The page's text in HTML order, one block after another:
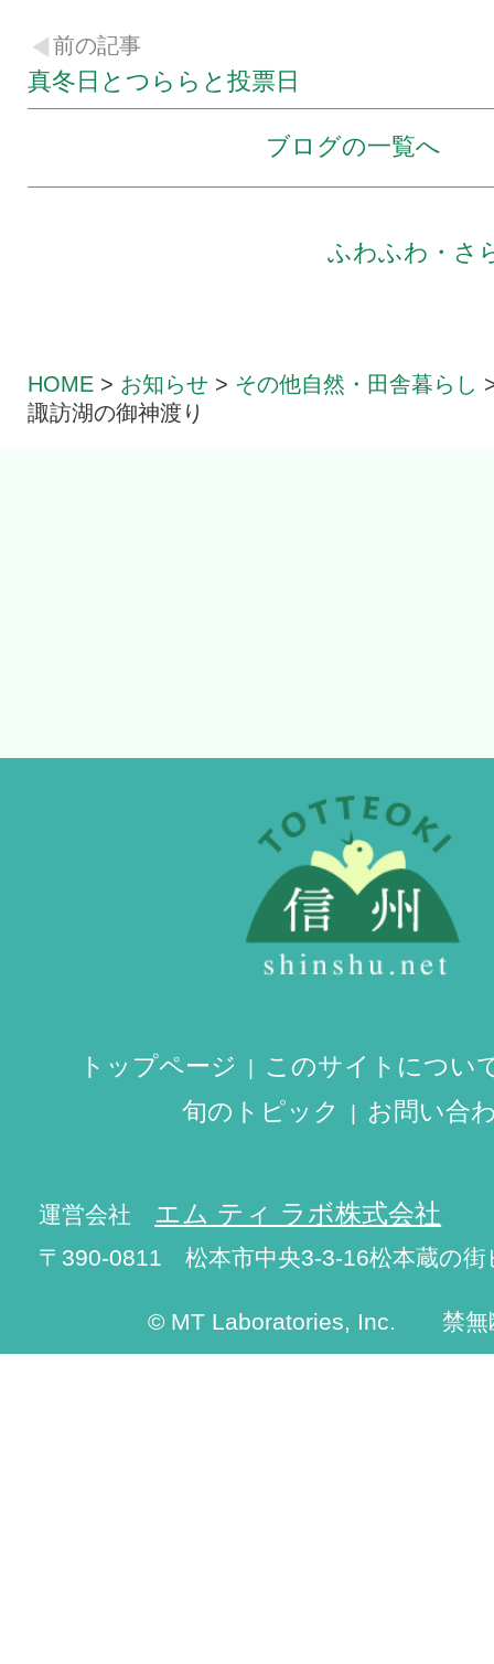
前の記事
真冬日とつららと投票日
ブログの一覧へ
ふわふわ・さ
HOME > お知らせ > その他自然・田舎暮らし
諏訪湖の御神渡り
トップページ
このサイトについ
旬のトピック
お問い合
運営会社 エム ティ ラボ株式会社
〒390-0811 松本市中央3-3-16松本蔵の街
© MT Laboratories, Inc. 禁無